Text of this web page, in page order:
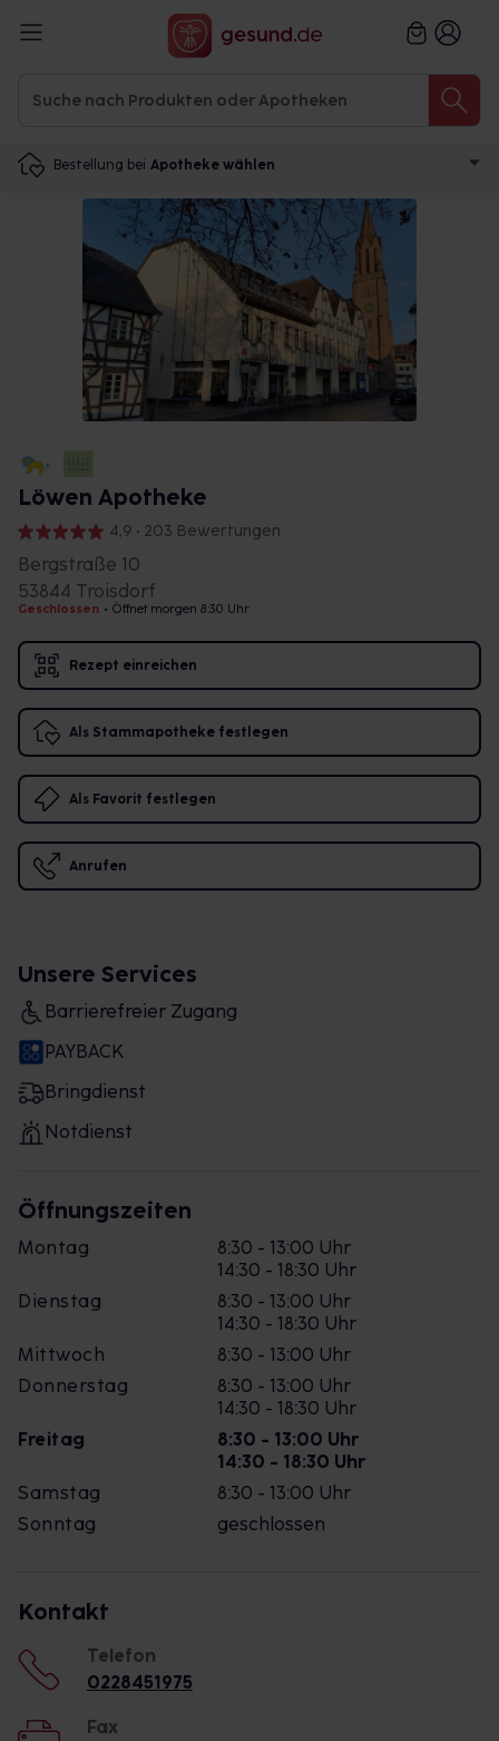
Bestellung bei Apotheke wählen
Löwen Apotheke
4,9 • 203 Bewertungen
Bergstraße 10
53844 Troisdorf
Geschlossen • Öffnet morgen 8:30 Uhr
Rezept einreichen
Als Stammapotheke festlegen
Als Favorit festlegen
Anrufen
Unsere Services
Barrierefreier Zugang
PAYBACK
Bringdienst
Notdienst
Öffnungszeiten
Montag
8:30 - 13:00 Uhr
14:30 - 18:30 Uhr
Dienstag
8:30 - 13:00 Uhr
14:30 - 18:30 Uhr
Mittwoch
8:30 - 13:00 Uhr
Donnerstag
8:30 - 13:00 Uhr
14:30 - 18:30 Uhr
Freitag
8:30 - 13:00 Uhr
14:30 - 18:30 Uhr
Samstag
8:30 - 13:00 Uhr
Sonntag
geschlossen
Kontakt
Telefon
0228451975
Fax